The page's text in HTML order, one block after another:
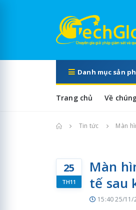
Danh mục sản
Trang chủ Về
Trang chủ
Tin tức Màn
25
TH11
Màn
tế sau
15:40 25/11/